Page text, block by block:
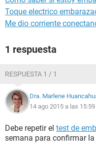
Toque electrico
Me dio corriente
1 respuesta
RESPUESTA 1 / 1
Dra. Marlene
14 ago 2015 a las 15:59
Debe repetir el test de
semana para confirmar